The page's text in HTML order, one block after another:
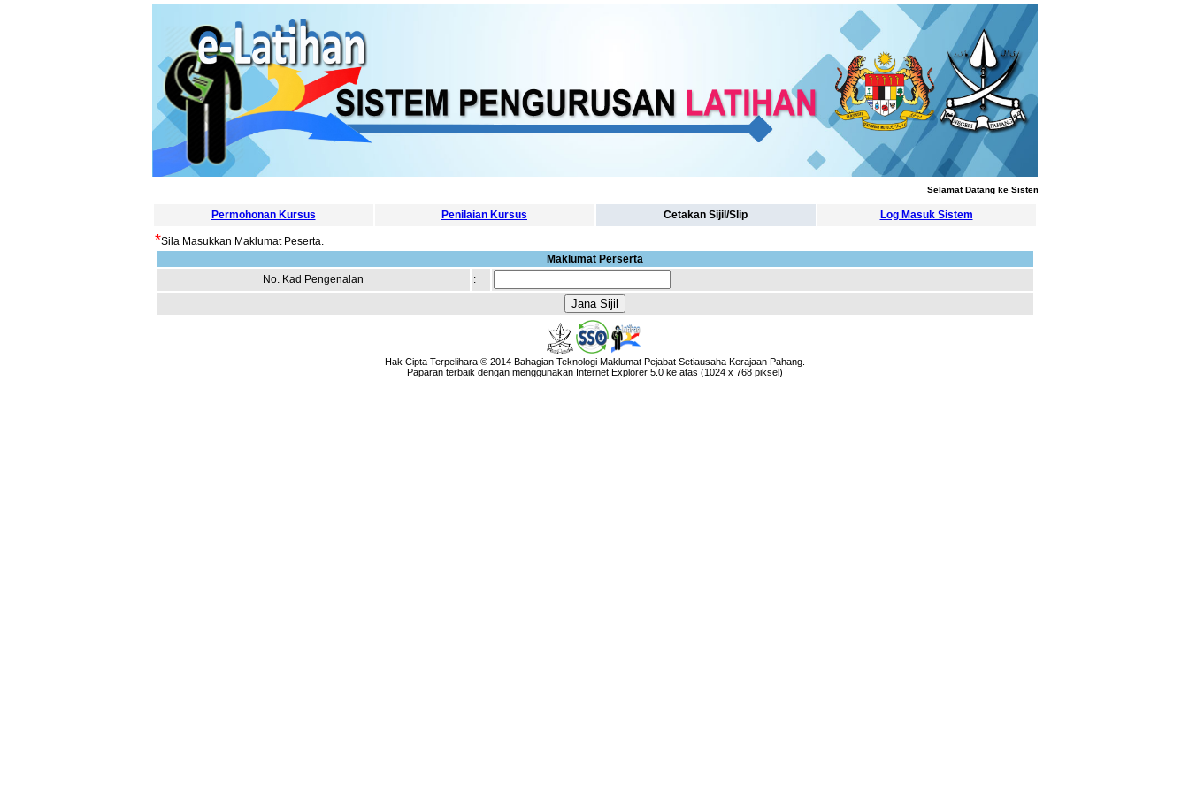
Selamat Datang ke Sistem Pengurusan Latihan
Permohonan Kursus Penilaian Kursus Cetakan Sijil/Slip Log Masuk Sistem
*Sila Masukkan Maklumat Peserta.
Maklumat Perserta
No. Kad Pengenalan
:
Hak Cipta Terpelihara © 2014 Bahagian Teknologi Maklumat Pejabat Setiausaha Kerajaan Pahang.
Paparan terbaik dengan menggunakan Internet Explorer 5.0 ke atas (1024 x 768 piksel)